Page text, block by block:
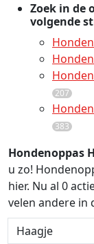
Zoek in de
volgende
207
383
Hondenoppas
u zo!
hier. Nu al 0
velen andere in